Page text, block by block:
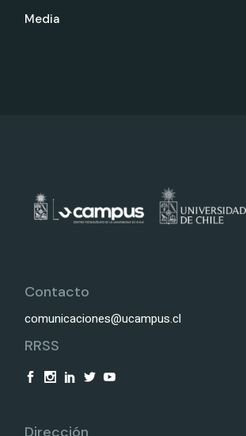
Media
Contacto
comunicaciones@ucampus.cl
RRSS